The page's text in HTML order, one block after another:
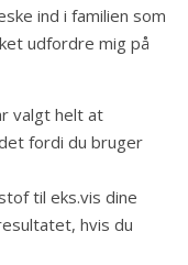
ind i familien som
udfordre mig på
valgt helt at
fordi du bruger
til eks.vis dine
hvis du